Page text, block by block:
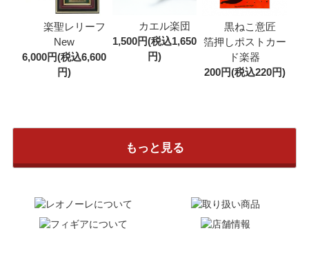
楽聖レリーフ
New
6,000円(税込6,600
円)
カエル楽団
1,500円(税込1,650
円)
黒ねこ意匠
箔押しポストカー
ド楽器
200円(税込220円)
もっと見る